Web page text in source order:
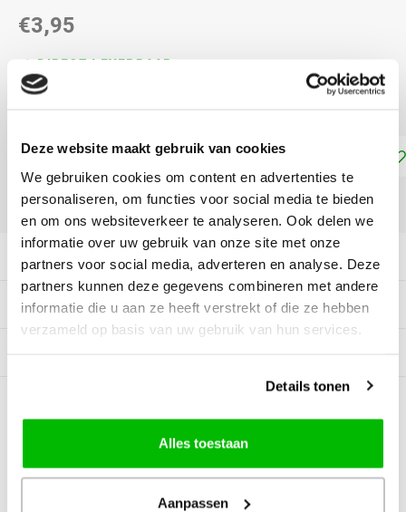
Deze website maakt gebruik van cookies
We gebruiken cookies om content en advertenties te
personaliseren, om functies voor social media te bieden
en om ons websiteverkeer te analyseren. Ook delen we
informatie over uw gebruik van onze site met onze
partners voor social media, adverteren en analyse. Deze
partners kunnen deze gegevens combineren met andere
informatie die u aan ze heeft verstrekt of die ze hebben
verzameld op basis van uw gebruik van hun services.
Details tonen
Alles toestaan
Aanpassen
€3,95
DIRECT LEVERBAAR
Toevoegen aan winkelwagen
DELEN:
Productomschrijving
Specificaties
0